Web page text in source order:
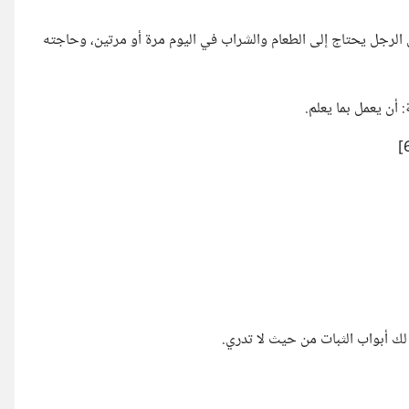
الرجل يحتاج إلى الطعام والشراب في اليوم مرة أو مرتين، وحاجته
أن يعمل بما يعلم.
أبواب الثبات من حيث لا تدري.